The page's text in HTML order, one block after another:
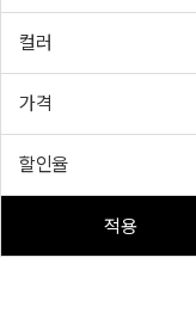
컬러
가격
할인율
적용